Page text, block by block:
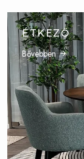
ÉTKEZŐ
Bővebben